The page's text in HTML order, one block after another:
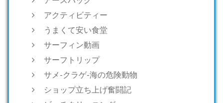
アクティビティー
うまくて安い食堂
サーフィン動画
サーフトリップ
サメ-クラゲ-海の危険動物
ショップ立ち上げ奮闘記